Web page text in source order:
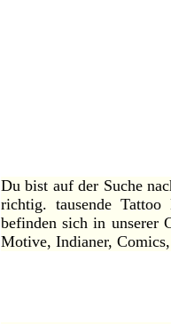
Du bist auf der Suche
richtig. tausende
befinden sich in unserer
Motive, Indianer,